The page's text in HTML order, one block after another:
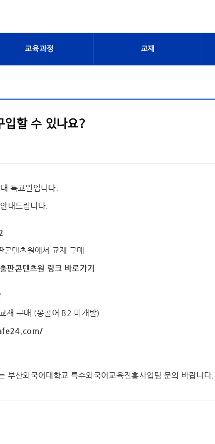
교육과정 교재
입할 수 있나요?
특교원입니다.
내드립니다.
텐츠원에서 교재 구매
판콘텐츠원 링크 바로가기
재 구매 (몽골어 B2 미개발)
부산외국어대학교 특수외국어교육진흥사업팀 문의 바랍니